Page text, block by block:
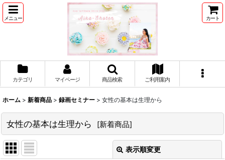
メニュー カート
カテゴリ マイページ 商品検索 ご利用案内
ホーム > 新着商品 > 録画セミナー > 女性の基本は生理から
女性の基本は生理から [新着商品]
表示順変更